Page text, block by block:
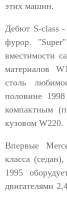
этих машин.
Дебют S-class
фурор.
вместимости
материалов
столь
половине
компактным
кузовом W220.
Впервые
класса
1995
двигателями